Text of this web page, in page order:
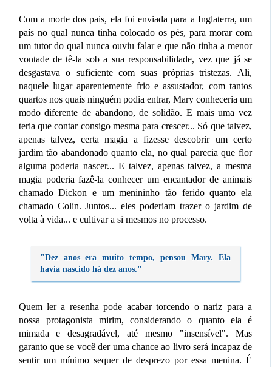
Com a morte dos pais, ela foi enviada para a Inglaterra, um
país no qual nunca tinha colocado os pés, para morar com
um tutor do qual nunca ouviu falar e que não tinha a menor
vontade de tê-la sob a sua responsabilidade, vez que já se
desgastava o suficiente com suas próprias tristezas. Ali,
naquele lugar aparentemente frio e assustador, com tantos
quartos nos quais ninguém podia entrar, Mary conheceria um
modo diferente de abandono, de solidão. E mais uma vez
teria que contar consigo mesma para crescer... Só que talvez,
apenas talvez, certa magia a fizesse descobrir um certo
jardim tão abandonado quanto ela, no qual parecia que flor
alguma poderia nascer... E talvez, apenas talvez, a mesma
magia poderia fazê-la conhecer um encantador de animais
chamado Dickon e um menininho tão ferido quanto ela
chamado Colin. Juntos... eles poderiam trazer o jardim de
volta à vida... e cultivar a si mesmos no processo.
"Dez anos era muito tempo, pensou Mary. Ela
havia nascido há dez anos."
Quem ler a resenha pode acabar torcendo o nariz para a
nossa protagonista mirim, considerando o quanto ela é
mimada e desagradável, até mesmo "insensível". Mas
garanto que se você der uma chance ao livro será incapaz de
sentir um mínimo sequer de desprezo por essa menina. É